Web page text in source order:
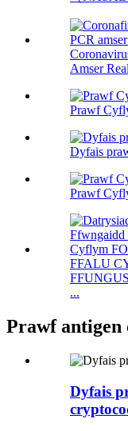
Amser
Prawf
Dyfais
Prawf
FFALU
...
Prawf antigen
Dyfais